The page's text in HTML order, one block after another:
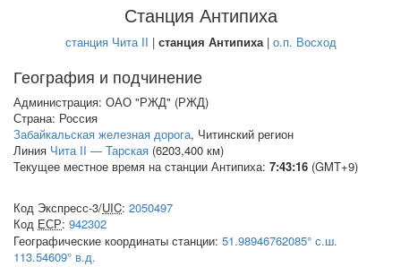
Станция Антипиха
станция Чита II | станция Антипиха| о.п. Восход
География и подчинение
Администрация: ОАО "РЖД" (РЖД)
Страна: Россия
Забайкальская железная дорога, Читинский регион
Линия Чита II — Тарская (6203,400 км)
Текущее местное время на станции Антипиха: 7:43:17 (GMT+9)
Код Экспресс-3/UIC: 2050497
Код ЕСР: 942302
Географические координаты станции: 51.98946762085° с.ш.
113.54609° в.д.